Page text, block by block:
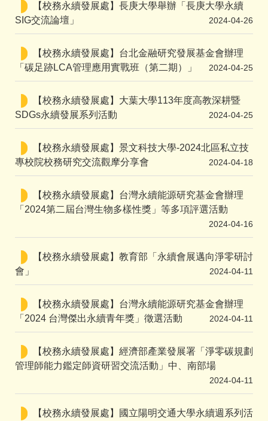
【校務永續發展處】長庚大學舉辦「長庚大學永續
SIG交流論壇」
2024-04-26
【校務永續發展處】台北金融研究發展基金會辦理
「碳足跡LCA管理應用實戰班（第二期）」
2024-04-25
【校務永續發展處】大葉大學113年度高教深耕暨
SDGs永續發展系列活動
2024-04-25
【校務永續發展處】景文科技大學-2024北區私立技
專校院校務研究交流觀摩分享會
2024-04-18
【校務永續發展處】台灣永續能源研究基金會辦理
「2024第二屆台灣生物多樣性獎」等多項評選活動
2024-04-16
【校務永續發展處】教育部「永續會展邁向淨零研討
會」
2024-04-11
【校務永續發展處】台灣永續能源研究基金會辦理
「2024 台灣傑出永續青年獎」徵選活動
2024-04-11
【校務永續發展處】經濟部產業發展署「淨零碳規劃
管理師能力鑑定師資研習交流活動」中、南部場
2024-04-11
【校務永續發展處】國立陽明交通大學永續週系列活